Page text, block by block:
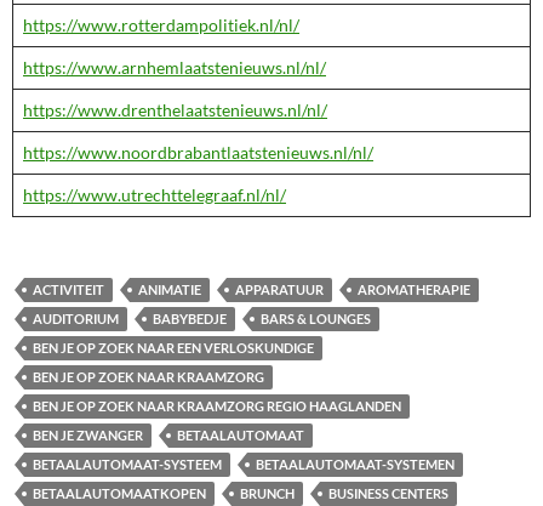
https://www.rotterdampolitiek.nl/nl/
https://www.arnhemlaatstenieuws.nl/nl/
https://www.drenthelaatstenieuws.nl/nl/
https://www.noordbrabantlaatstenieuws.nl/nl/
https://www.utrechttelegraaf.nl/nl/
ACTIVITEIT ANIMATIE APPARATUUR
AROMATHERAPIE
AUDITORIUM
BABYBEDJE
BARS & LOUNGES
BEN JE OP ZOEK NAAR EEN VERLOSKUNDIGE
BEN JE OP ZOEK NAAR KRAAMZORG
BEN JE OP ZOEK NAAR KRAAMZORG REGIO HAAGLANDEN
BEN JE ZWANGER
BETAALAUTOMAAT
BETAALAUTOMAAT-SYSTEEM
BETAALAUTOMAAT-SYSTEMEN
BETAALAUTOMAATKOPEN
BRUNCH BUSINESS CENTERS